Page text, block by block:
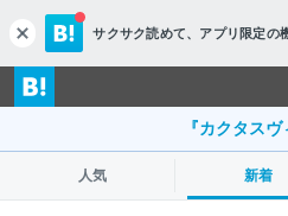
c
l
o
s
サクサク読めて、 アプリ限定の
『カクタス
人気 新着